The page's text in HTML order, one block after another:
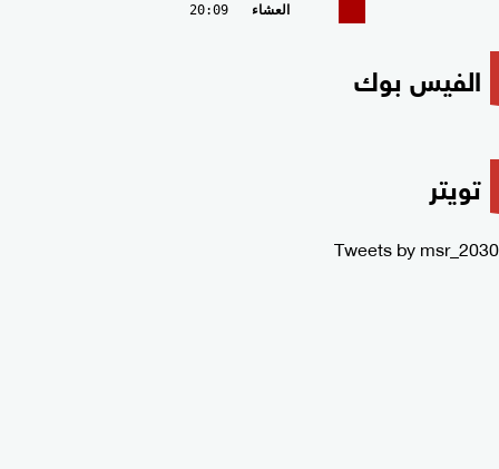
العشاء
20:09
الفيس بوك
تويتر
Tweets by msr_2030